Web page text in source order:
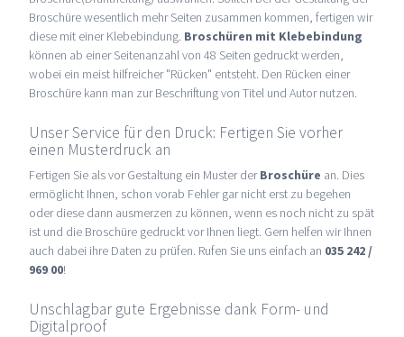
Broschüre wesentlich mehr Seiten zusammen kommen, fertigen wir
diese mit einer Klebebindung. Broschüren mit Klebebindung
können ab einer Seitenanzahl von 48 Seiten gedruckt werden,
wobei ein meist hilfreicher "Rücken" entsteht. Den Rücken einer
Broschüre kann man zur Beschriftung von Titel und Autor nutzen.
Unser Service für den Druck: Fertigen Sie vorher
einen Musterdruck an
Fertigen Sie als vor Gestaltung ein Muster derBroschüre an. Dies
ermöglicht Ihnen, schon vorab Fehler gar nicht erst zu begehen
oder diese dann ausmerzen zu können, wenn es noch nicht zu spät
ist und die Broschüre gedruckt vor Ihnen liegt. Gern helfen wir Ihnen
auch dabei ihre Daten zu prüfen. Rufen Sie uns einfach an 035 242 /
969 00!
Unschlagbar gute Ergebnisse dank Form- und
Digitalproof